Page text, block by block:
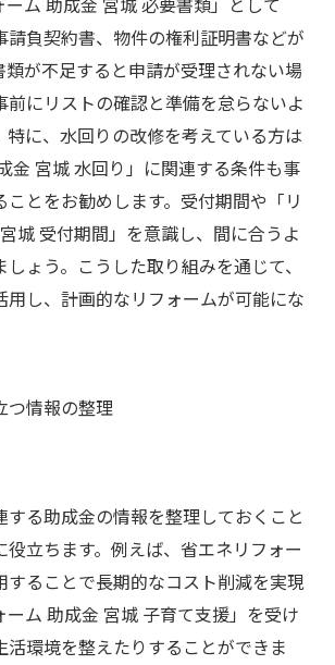
請負契約書、物件の権利証明書などが
類が不足すると申請が受理されない場
前にリストの確認と準備を怠らないよ
特に、水回りの改修を考えている方は
金 宮城 水回り」に関連する条件も事
とをお勧めします。受付期間や「リ
城 受付期間」を意識し、間に合うよ
ょう。こうした取り組みを通じて、
用し、計画的なリフォームが可能にな
つ情報の整理
する助成金の情報を整理しておくこと
役立ちます。例えば、省エネリフォー
することで長期的なコスト削減を実現
ーム 助成金 宮城 子育て支援」を受け
活環境を整えたりすることができま